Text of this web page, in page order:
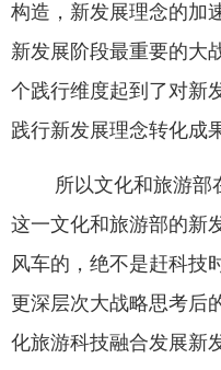
构造，新发展理念的加
新发展阶段最重要的大
个践行维度起到了对新
践行新发展理念转化成
所以文化和旅游部
这一文化和旅游部的新
风车的，绝不是赶科技
更深层次大战略思考后
化旅游科技融合发展新